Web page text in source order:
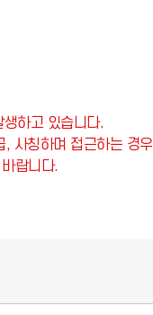
하고 있습니다.
, 사칭하며 접근하는 경우
랍니다.